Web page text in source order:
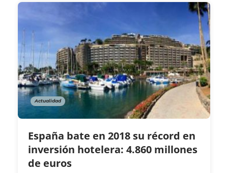
Actualidad
España bate en 2018 su récord en
inversión hotelera: 4.860 millones
de euros